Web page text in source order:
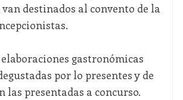
destinados al convento de la
gastronómicas
por lo presentes y de
las presentadas a concurso.